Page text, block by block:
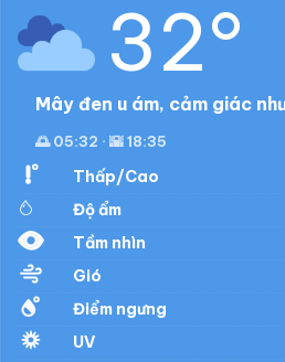
32°
Mây đen u ám, cảm giác
🌅 05:32 · 🌇 18:35
Thấp/Cao
Độ ẩm
Tầm nhìn
Gió
Điểm ngưng
UV